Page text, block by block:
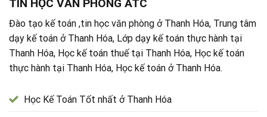
TIN HỌC VĂN PHÒNG ATC
Đào tạo kế toán ,tin học văn phòng ở Thanh Hóa, Trung tâm
dạy kế toán ở Thanh Hóa, Lớp dạy kế toán thực hành tại
Thanh Hóa, Học kế toán thuế tại Thanh Hóa, Học kế toán
thực hành tại Thanh Hóa, Học kế toán ở Thanh Hóa.
Học Kế Toán Tốt nhất ở Thanh Hóa